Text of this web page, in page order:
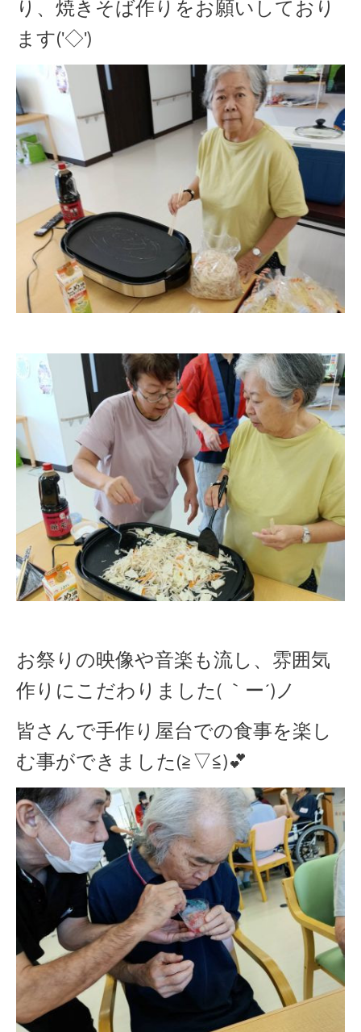
り、焼きそば作りをお願いしており
ます('◇')ゞ
お祭りの映像や音楽も流し、雰囲気
作りにこだわりました( ｀ー´)ノ
皆さんで手作り屋台での食事を楽し
む事ができました(≧▽≦)💕